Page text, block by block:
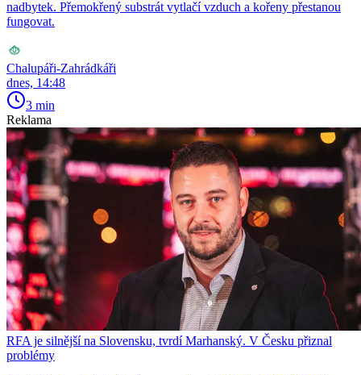
nadbytek. Přemokřený substrát vytlačí vzduch a kořeny přestanou
fungovat.
Chalupáři-Zahrádkáři
dnes, 14:48
3 min
Reklama
RFA je silnější na Slovensku, tvrdí Marhanský. V Česku přiznal
problémy